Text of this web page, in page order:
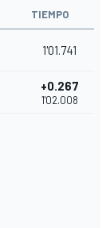
TIEMPO
1'01.741
+0.267
1'02.008